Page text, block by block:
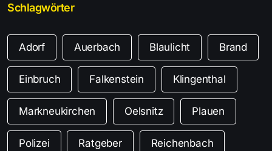
Schlagwörter
Adorf Auerbach Blaulicht Brand
Einbruch Falkenstein Klingenthal
Markneukirchen Oelsnitz Plauen
Polizei Ratgeber Reichenbach